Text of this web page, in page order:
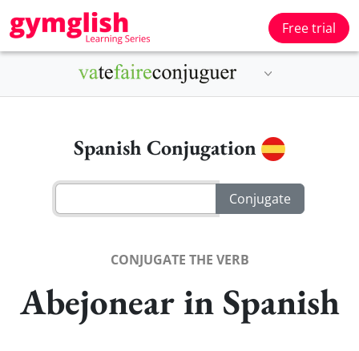
Free trial
Spanish Conjugation
CONJUGATE THE VERB
Abejonear in Spanish